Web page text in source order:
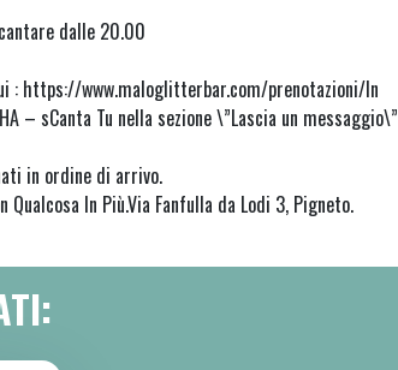
dalle 20.00
: https://www.maloglitterbar.com/prenotazioni/In
– sCanta Tu nella sezione \”Lascia un messaggio\”
in ordine di arrivo.
In Più.Via Fanfulla da Lodi 3, Pigneto.